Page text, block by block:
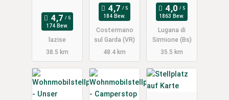
174 Bew.
lazise
38.5 km
184 Bew.
Costermano
sul Garda (VR)
48.4 km
1863 Bew.
Lugana di
Sirmione (Bs)
35.5 km